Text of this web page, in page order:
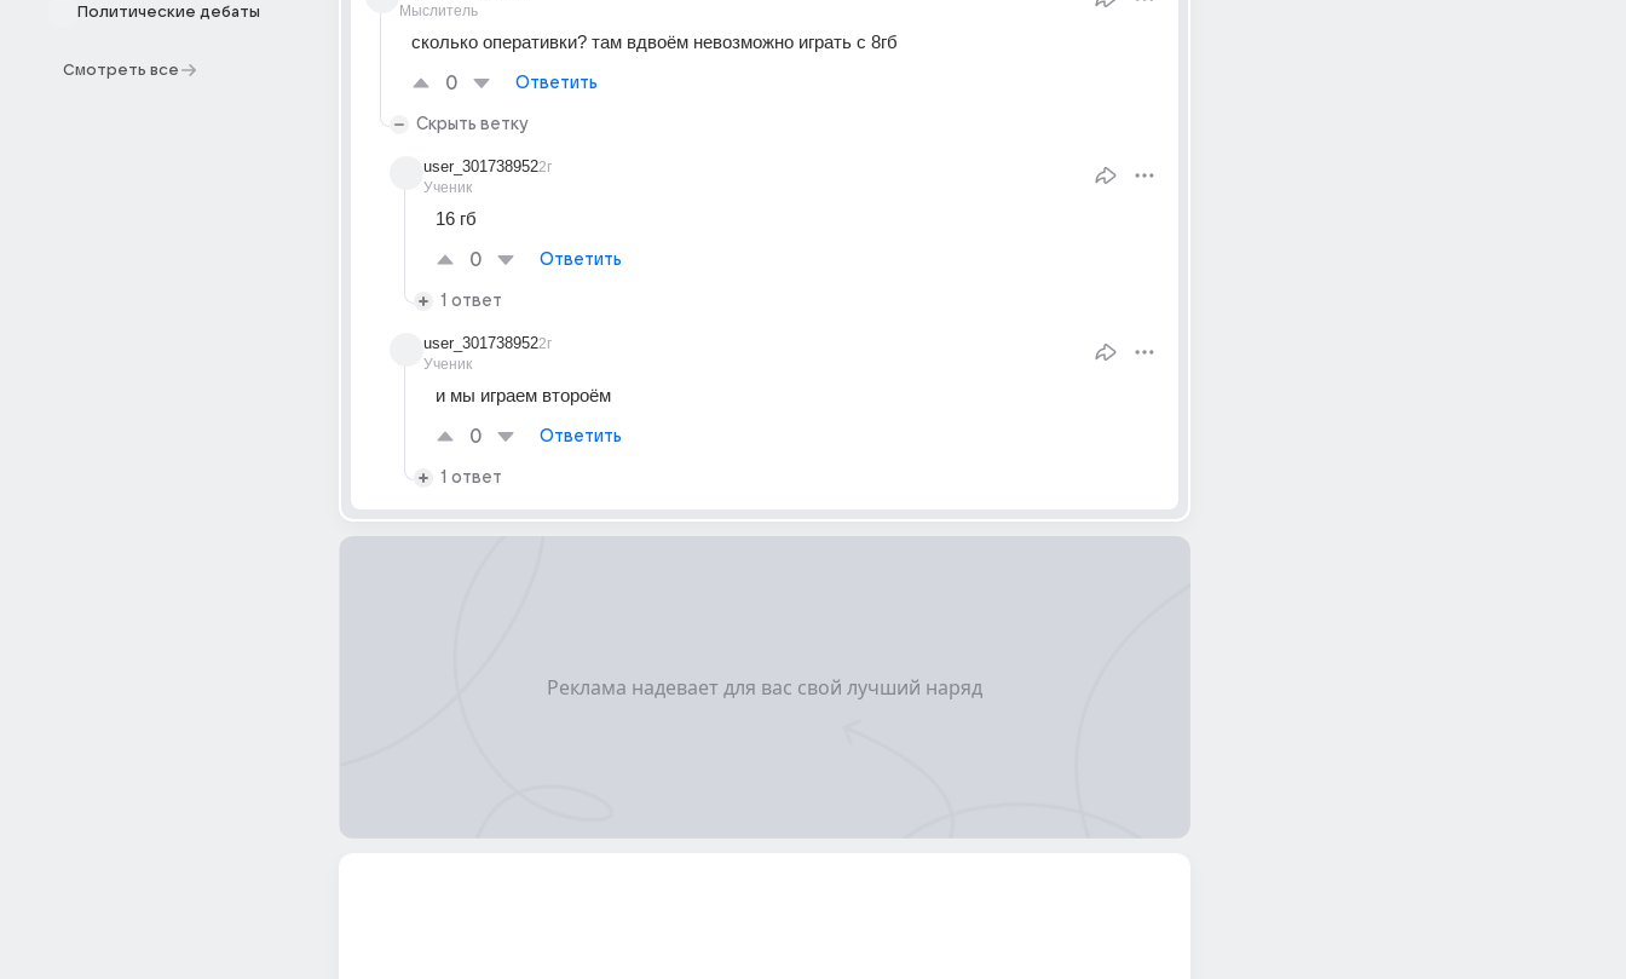
Политические дебаты
Смотреть все
Мыслитель
сколько оперативки? там вдвоём невозможно играть с 8гб
0 Ответить
Скрыть ветку
user_301738952
Ученик
2г
16 гб
0 Ответить
1 ответ
user_301738952
Ученик
2г
и мы играем второём
0 Ответить
1 ответ